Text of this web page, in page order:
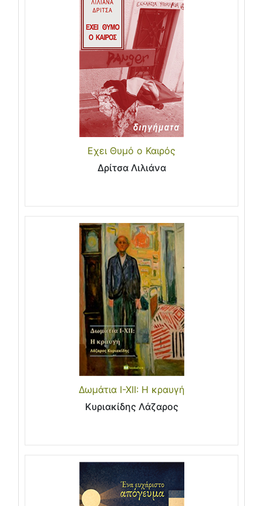
Εχει Θυμό ο Καιρός
Δρίτσα Λιλιάνα
Δωμάτια Ι-ΧΙΙ: Η κραυγή
Κυριακίδης Λάζαρος